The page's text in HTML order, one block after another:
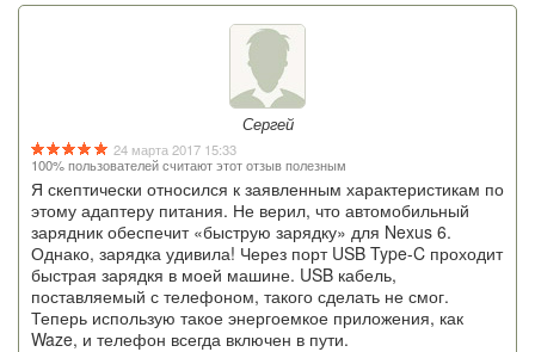
Сергей
24 марта 2017 15:33
100% пользователей считают этот отзыв полезным
Я скептически относился к заявленным характеристикам по
этому адаптеру питания. Не верил, что автомобильный
зарядник обеспечит «быструю зарядку» для Nexus 6.
Однако, зарядка удивила! Через порт USB Type-C проходит
быстрая зарядкя в моей машине. USB кабель,
поставляемый с телефоном, такого сделать не смог.
Теперь использую такое энергоемкое приложения, как
Waze, и телефон всегда включен в пути.